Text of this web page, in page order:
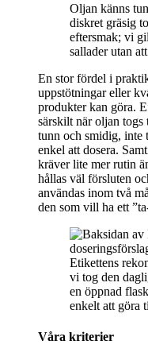
Oljan känns
diskret gräsig
eftersmak; vi
sallader utan
En stor fördel i
uppstötningar eller
produkter kan göra.
särskilt när oljan togs
tunn och smidig, inte
enkel att dosera.
kräver lite mer rutin
hållas väl försluten
användas inom två
den som vill ha ett
Etikettens
vi tog den
en öppnad
enkelt att göra
Våra kriterier